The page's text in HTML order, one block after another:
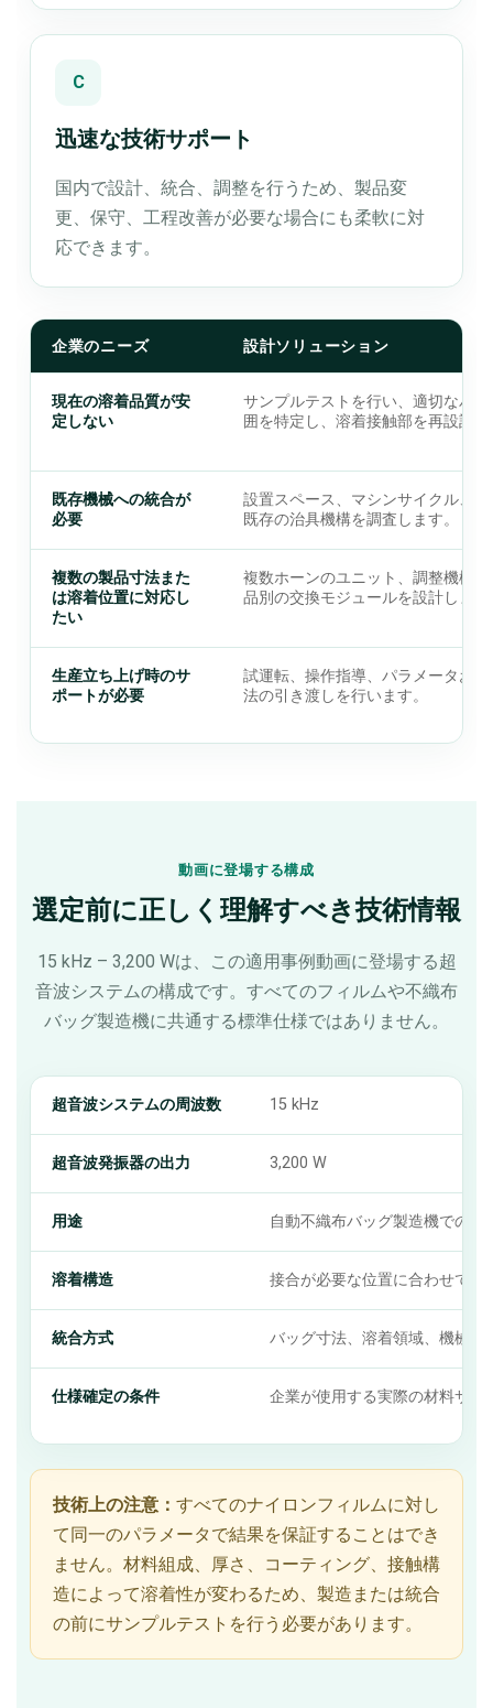
C
迅速な技術サポート
国内で設計、統合、調整を行うため、製品変
更、保守、工程改善が必要な場合にも柔軟に対
応できます。
企業のニーズ 設計ソリューション
現在の溶着品質が安
定しない
サンプルテストを行い、適切なパ
囲を特定し、溶着接触部を再設計
既存機械への統合が
必要
設置スペース、マシンサイクル、
既存の治具機構を調査します。
複数の製品寸法また
は溶着位置に対応し
たい
複数ホーンのユニット、調整機構
品別の交換モジュールを設計します
生産立ち上げ時のサ
ポートが必要
試運転、操作指導、パラメータお
法の引き渡しを行います。
動画に登場する構成
選定前に正しく理解すべき技術情報
15 kHz – 3,200 Wは、この適用事例動画に登場する超
音波システムの構成です。すべてのフィルムや不織布
バッグ製造機に共通する標準仕様ではありません。
超音波システムの周波数 15 kHz
超音波発振器の出力 3,200 W
用途 自動不織布バッグ製造機でのナ
溶着構造 接合が必要な位置に合わせて
統合方式 バッグ寸法、溶着領域、機械
仕様確定の条件 企業が使用する実際の材料サ
技術上の注意： すべてのナイロンフィルムに対し
て同一のパラメータで結果を保証することはでき
ません。材料組成、厚さ、コーティング、接触構
造によって溶着性が変わるため、製造または統合
の前にサンプルテストを行う必要があります。